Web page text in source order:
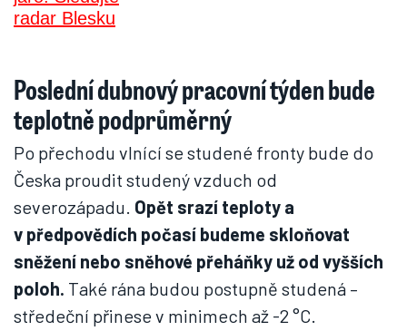
Poslední dubnový pracovní týden bude
teplotně podprůměrný
Po přechodu vlnící se studené fronty bude do
Česka proudit studený vzduch od
severozápadu. Opět srazí teploty a
v předpovědích počasí budeme skloňovat
sněžení nebo sněhové přeháňky už od vyšších
poloh. Také rána budou postupně studená –
středeční přinese v minimech až -2 °C.